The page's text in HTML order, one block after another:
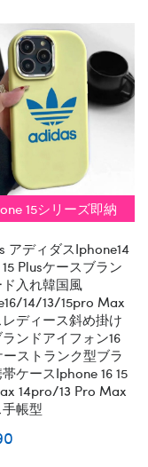
15シリーズ即納
アディダスiphone14
Plusケースブラン
ド入れ韓国風
14/13/15pro Max
ディース斜め掛け
ンドアイフォン16
ーストランク型ブラ
ケースiphone 16 15
14pro/13 Pro Max
帳型